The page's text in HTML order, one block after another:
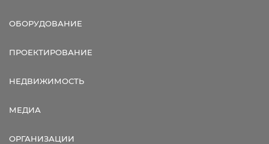
ОБОРУДОВАНИЕ
ПРОЕКТИРОВАНИЕ
НЕДВИЖИМОСТЬ
МЕДИА
ОРГАНИЗАЦИИ